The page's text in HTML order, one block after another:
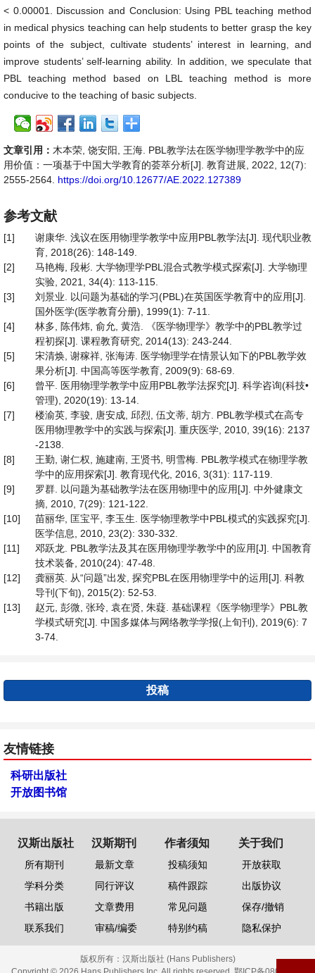
< 0.00001. Discussion and Conclusion: Using PBL teaching method
in medical physics teaching can help students to better grasp the key
points of the subject, cultivate students’ interest in learning, and
improve students’ self-learning ability. In addition, we speculate that
PBL teaching method based on LBL teaching method is more
conducive to the teaching of basic subjects.
文章引用： 木本荣, 饶安阳, 王海. PBL教学法在医学物理学教学中的应
用价值：一项基于中国大学教育的荟萃分析[J]. 教育进展, 2022, 12(7):
2555-2564. https://doi.org/10.12677/AE.2022.127389
参考文献
[1]
谢康华. 浅议在医用物理学教学中应用PBL教学法[J]. 现代职业教
育, 2018(26): 148-149.
[2]
马艳梅, 段彬. 大学物理学PBL混合式教学模式探索[J]. 大学物理
实验, 2021, 34(4): 113-115.
[3]
刘景业. 以问题为基础的学习(PBL)在英国医学教育中的应用[J].
国外医学(医学教育分册), 1999(1): 7-11.
[4]
林多, 陈伟炜, 俞允, 黄浩. 《医学物理学》教学中的PBL教学过
程初探[J]. 课程教育研究, 2014(13): 243-244.
[5]
宋清焕, 谢稼祥, 张海涛. 医学物理学在情景认知下的PBL教学效
果分析[J]. 中国高等医学教育, 2009(9): 68-69.
[6]
曾平. 医用物理学教学中应用PBL教学法探究[J]. 科学咨询(科技•
管理), 2020(19): 13-14.
[7]
楼渝英, 李骏, 唐安成, 邱烈, 伍文蒂, 胡方. PBL教学模式在高专
医用物理教学中的实践与探索[J]. 重庆医学, 2010, 39(16): 2137
-2138.
[8]
王勤, 谢仁权, 施建南, 王贤书, 明雪梅. PBL教学模式在物理学教
学中的应用探索[J]. 教育现代化, 2016, 3(31): 117-119.
[9]
罗群. 以问题为基础教学法在医用物理中的应用[J]. 中外健康文
摘, 2010, 7(29): 121-122.
[10]
苗丽华, 匡宝平, 李玉生. 医学物理教学中PBL模式的实践探究[J].
医学信息, 2010, 23(2): 330-332.
[11]
邓跃龙. PBL教学法及其在医用物理学教学中的应用[J]. 中国教育
技术装备, 2010(24): 47-48.
[12]
龚丽英. 从“问题”出发, 探究PBL在医用物理学中的运用[J]. 科教
导刊(下旬), 2015(2): 52-53.
[13]
赵元, 彭微, 张玲, 袁在贤, 朱薿. 基础课程《医学物理学》PBL教
学模式研究[J]. 中国多媒体与网络教学学报(上旬刊), 2019(6): 7
3-74.
投稿
友情链接
科研出版社
开放图书馆
汉斯出版社
所有期刊
学科分类
书籍出版
联系我们
汉斯期刊
最新文章
同行评议
文章费用
审稿/编委
作者须知
投稿须知
稿件跟踪
常见问题
特别约稿
关于我们
开放获取
出版协议
保存/撤销
隐私保护
版权所有： 汉斯出版社 (Hans Publishers)